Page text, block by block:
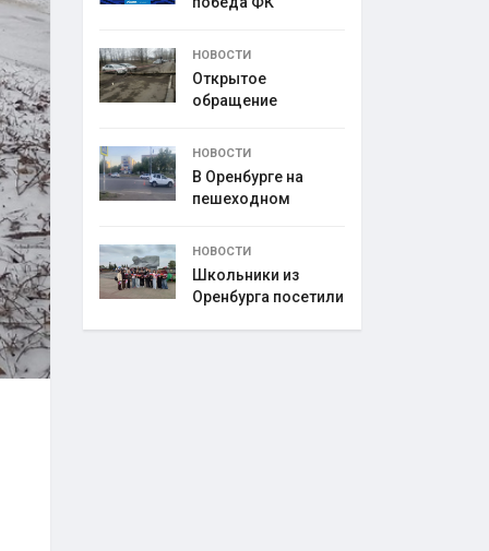
НОВОСТИ
Открытое
обращение
НОВОСТИ
В Оренбурге на
пешеходном
НОВОСТИ
Школьники из
Оренбурга посетили